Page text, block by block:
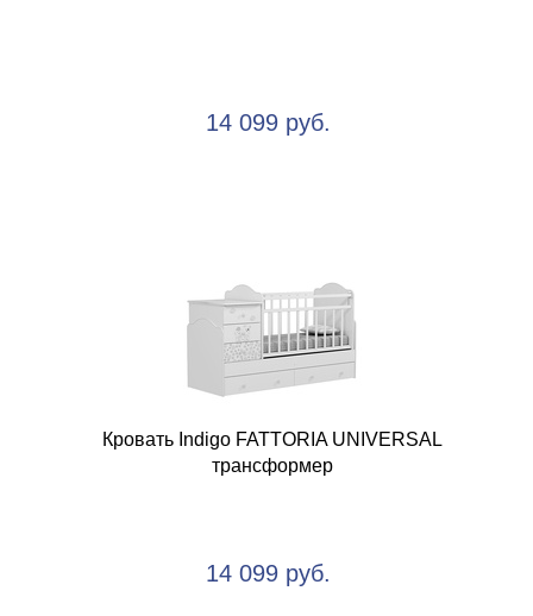
14 099 руб.
Кровать Indigo FATTORIA UNIVERSAL
трансформер
14 099 руб.